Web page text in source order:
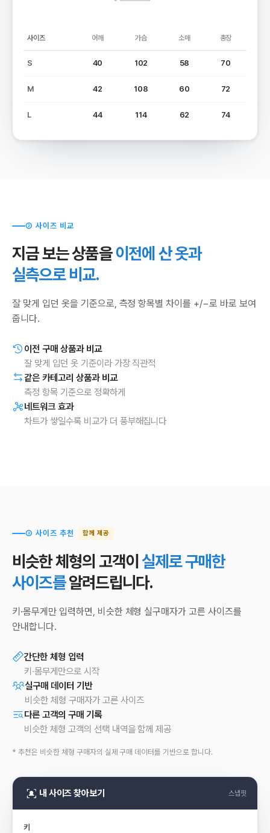
사이즈 어깨 가슴 소매 총장
S 40 102 58 70
M 42 108 60 72
L 44 114 62 74
② 사이즈 비교
지금 보는 상품을이전에 산 옷과
실측으로 비교.
잘 맞게 입던 옷을 기준으로, 측정 항목별 차이를 +/−로 바로 보여
줍니다.
이전 구매 상품과 비교
잘 맞게 입던 옷 기준이라 가장 직관적
같은 카테고리 상품과 비교
측정 항목 기준으로 정확하게
네트워크 효과
차트가 쌓일수록 비교가 더 풍부해집니다
③ 사이즈 추천 함께 제공
비슷한 체형의 고객이 실제로 구매한
사이즈를알려드립니다.
키·몸무게만 입력하면, 비슷한 체형 실구매자가 고른 사이즈를
안내합니다.
간단한 체형 입력
키·몸무게만으로 시작
실구매 데이터 기반
비슷한 체형 구매자가 고른 사이즈
다른 고객의 구매 기록
비슷한 체형 고객의 선택 내역을 함께 제공
* 추천은 비슷한 체형 구매자의 실제 구매 데이터를 기반으로 합니다.
내 사이즈 찾아보기 스냅핏
키